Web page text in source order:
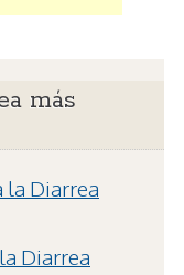
más
la Diarrea
Diarrea